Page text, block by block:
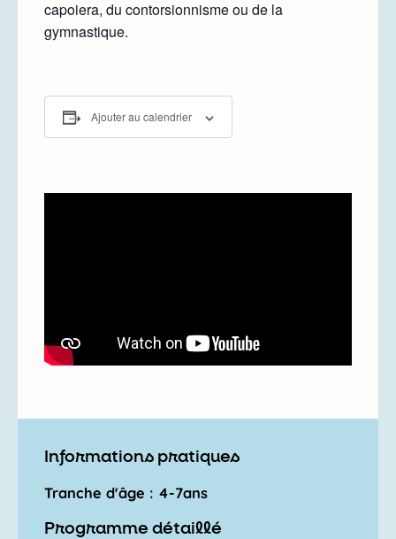
capoiera, du contorsionnisme ou de la
gymnastique.
Ajouter au calendrier
Informations pratiques
Tranche d'âge : 4-7ans
Programme détaillé